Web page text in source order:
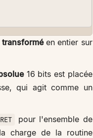
transforméen entier sur
16 bits est placée
qui agit comme un
RET
pour l'ensemble de
charge de la routine